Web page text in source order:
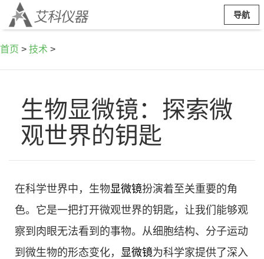
导航
首页 > 技术 >
生物显微镜：探索微
观世界的钥匙
在科学世界中，生物显微镜扮演着至关重要的角
色。它是一把打开微观世界的钥匙，让我们能够观
察到肉眼无法看到的事物。从细胞结构、分子运动
到微生物的形态变化， 显微镜为科学家提供了深入